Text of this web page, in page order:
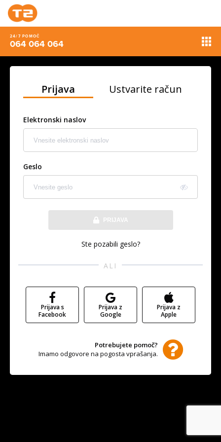
24/7 POMOČ
064 064 064
Prijava Ustvarite račun
Elektronski naslov
Geslo
PRIJAVA
Ste pozabili geslo?
ALI
Prijava s
Facebook
Prijava z
Google
Prijava z
Apple
Potrebujete pomoč?
Imamo odgovore na pogosta vprašanja.